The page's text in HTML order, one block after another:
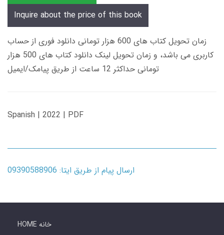
Inquire about the price of this book
زمان تحویل کتاب های 600 هزار تومانی دانلود فوری از حساب
کاربری می باشد، و زمان تحویل لینک دانلود کتاب های 500 هزار
تومانی حداکثر 12 ساعت از طریق پیامک/ایمیل
Spanish | 2022 | PDF
ارسال پیام از طریق ایتا: 09390588906
HOME خانه